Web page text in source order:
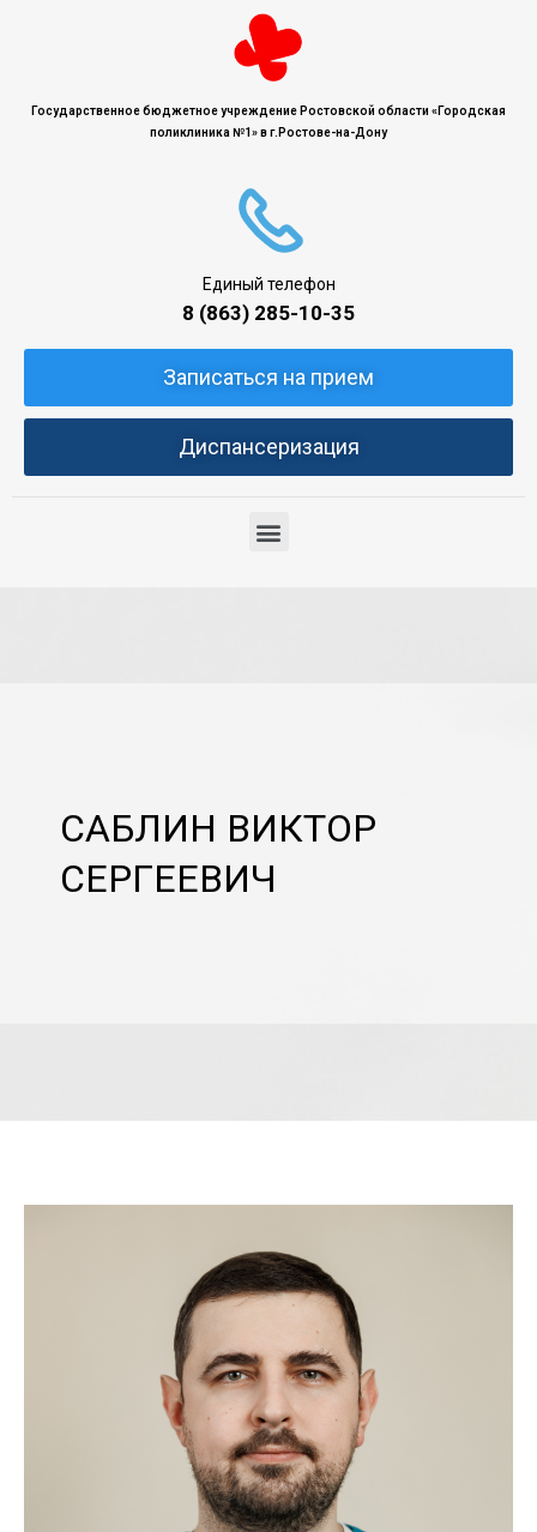
Государственное бюджетное учреждение Ростовской области «Городская
поликлиника №1» в г.Ростове-на-Дону
Единый телефон
8 (863) 285-10-35
Записаться на прием
Диспансеризация
САБЛИН ВИКТОР
СЕРГЕЕВИЧ